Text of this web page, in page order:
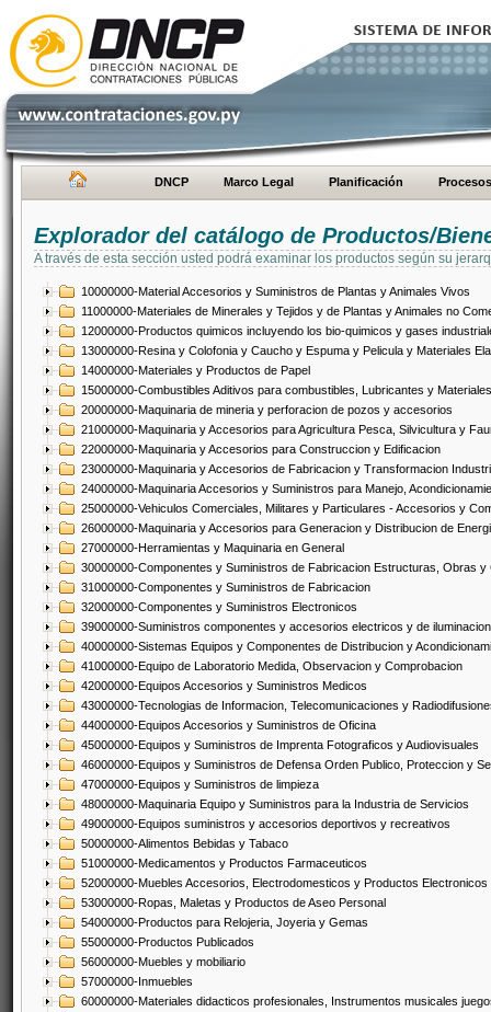
DNCP Marco Legal Planificación Procesos
Explorador del catálogo de Productos/
A través de esta sección usted podrá examinar los productos según su
10000000-Material Accesorios y Suministros de Plantas y Animales Vivos
11000000-Materiales de Minerales y Tejidos y de Plantas y Animales no
12000000-Productos quimicos incluyendo los bio-quimicos y gases
13000000-Resina y Colofonia y Caucho y Espuma y Pelicula y Materiales
14000000-Materiales y Productos de Papel
15000000-Combustibles Aditivos para combustibles, Lubricantes y
20000000-Maquinaria de mineria y perforacion de pozos y accesorios
21000000-Maquinaria y Accesorios para Agricultura Pesca, Silvicultura y
22000000-Maquinaria y Accesorios para Construccion y Edificacion
23000000-Maquinaria y Accesorios de Fabricacion y Transformacion
24000000-Maquinaria Accesorios y Suministros para Manejo,
25000000-Vehiculos Comerciales, Militares y Particulares - Accesorios y
26000000-Maquinaria y Accesorios para Generacion y Distribucion de
27000000-Herramientas y Maquinaria en General
30000000-Componentes y Suministros de Fabricacion Estructuras, Obras
31000000-Componentes y Suministros de Fabricacion
32000000-Componentes y Suministros Electronicos
39000000-Suministros componentes y accesorios electricos y de iluminacion
40000000-Sistemas Equipos y Componentes de Distribucion y
41000000-Equipo de Laboratorio Medida, Observacion y Comprobacion
42000000-Equipos Accesorios y Suministros Medicos
43000000-Tecnologias de Informacion, Telecomunicaciones y
44000000-Equipos Accesorios y Suministros de Oficina
45000000-Equipos y Suministros de Imprenta Fotograficos y Audiovisuales
46000000-Equipos y Suministros de Defensa Orden Publico, Proteccion y
47000000-Equipos y Suministros de limpieza
48000000-Maquinaria Equipo y Suministros para la Industria de Servicios
49000000-Equipos suministros y accesorios deportivos y recreativos
50000000-Alimentos Bebidas y Tabaco
51000000-Medicamentos y Productos Farmaceuticos
52000000-Muebles Accesorios, Electrodomesticos y Productos Electronicos
53000000-Ropas, Maletas y Productos de Aseo Personal
54000000-Productos para Relojeria, Joyeria y Gemas
55000000-Productos Publicados
56000000-Muebles y mobiliario
57000000-Inmuebles
60000000-Materiales didacticos profesionales, Instrumentos musicales